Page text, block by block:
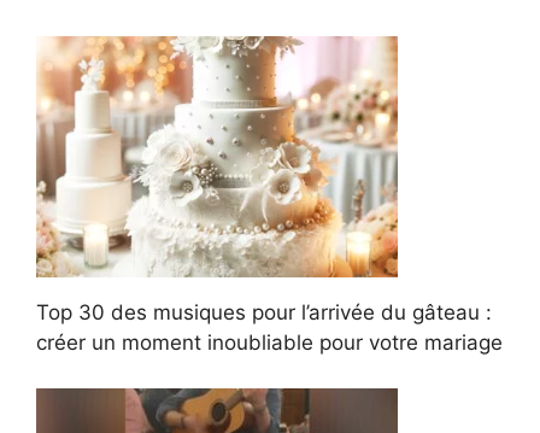
Top 30 des musiques pour l’arrivée du gâteau :
créer un moment inoubliable pour votre mariage